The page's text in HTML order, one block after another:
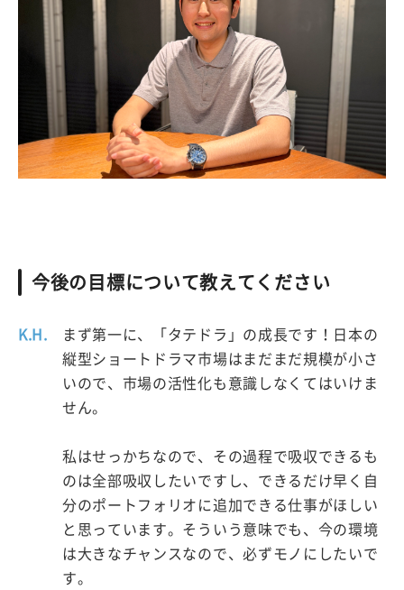
今後の目標について教えてください
K.H.
まず第一に、「タテドラ」の成長です！日本の
縦型ショートドラマ市場はまだまだ規模が小さ
いので、市場の活性化も意識しなくてはいけま
せん。
私はせっかちなので、その過程で吸収できるも
のは全部吸収したいですし、できるだけ早く自
分のポートフォリオに追加できる仕事がほしい
と思っています。そういう意味でも、今の環境
は大きなチャンスなので、必ずモノにしたいで
す。